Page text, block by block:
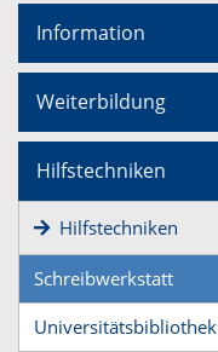
Information
Weiterbildung
Hilfstechniken
Hilfstechniken
Schreibwerkstatt
Universitätsbibliothek